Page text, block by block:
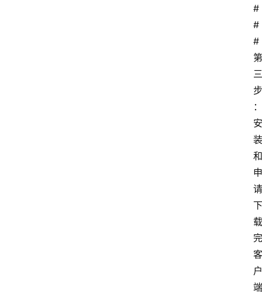
#
#
#
第
三
步
：
安
装
和
申
请
下
载
完
客
户
端